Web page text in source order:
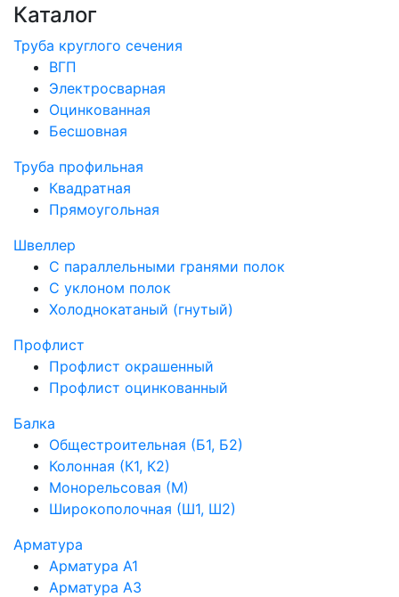
Каталог
Труба круглого сечения
ВГП
Электросварная
Оцинкованная
Бесшовная
Труба профильная
Квадратная
Прямоугольная
Швеллер
С параллельными гранями полок
С уклоном полок
Холоднокатаный (гнутый)
Профлист
Профлист окрашенный
Профлист оцинкованный
Балка
Общестроительная (Б1, Б2)
Колонная (К1, К2)
Монорельсовая (М)
Широкополочная (Ш1, Ш2)
Арматура
Арматура А1
Арматура А3